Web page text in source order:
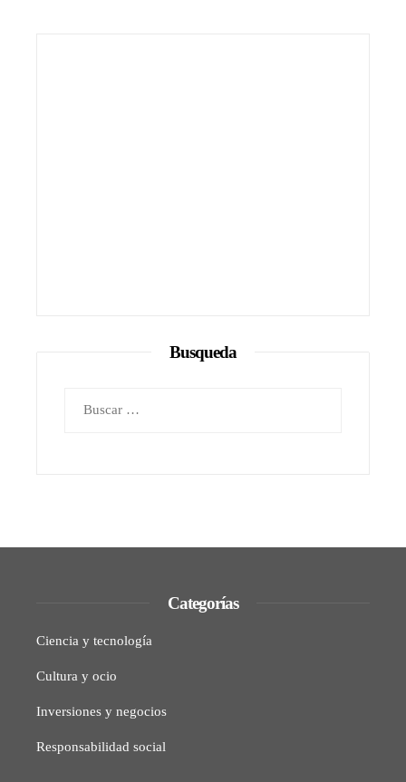
Busqueda
Categorías
Ciencia y tecnología
Cultura y ocio
Inversiones y negocios
Responsabilidad social